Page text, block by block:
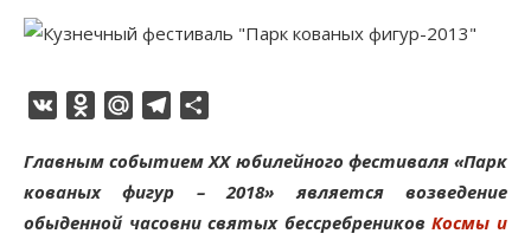
VK Odnoklassniki
Mail.RuTelegram
Главным событием ХХ юбилейного фестиваля «Парк
кованых фигур – 2018» является возведение
обыденной часовни святых бессребрениковКосмы и